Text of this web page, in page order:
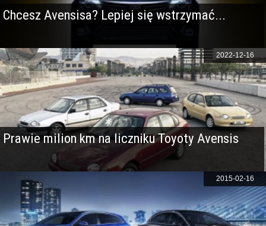
Chcesz Avensisa? Lepiej się wstrzymać...
Prawie milion km na liczniku Toyoty Avensis
2022-12-16
2015-02-16